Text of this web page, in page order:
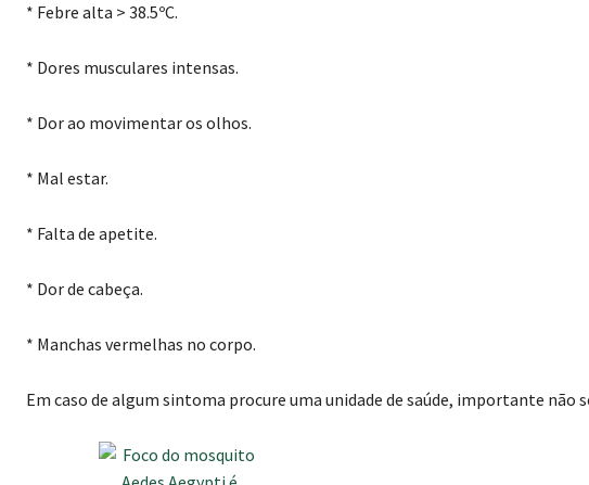
* Febre alta > 38.5ºC.
* Dores musculares intensas.
* Dor ao movimentar os olhos.
* Mal estar.
* Falta de apetite.
* Dor de cabeça.
* Manchas vermelhas no corpo.
Em caso de algum sintoma procure uma unidade de saúde, importante não